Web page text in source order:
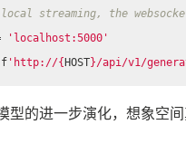
'localhost:5000'
f 'http://{ HOST}/api/v1/
型的进一步演化，想象空间